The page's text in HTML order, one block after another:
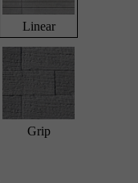
Linear
Grip